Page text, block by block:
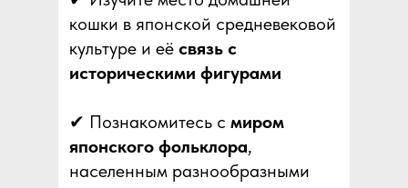
кошки в японской средневековой
культуре и её связь с
историческими фигурами
✔ Познакомитесь с миром
японского фольклора,
населенным разнообразными